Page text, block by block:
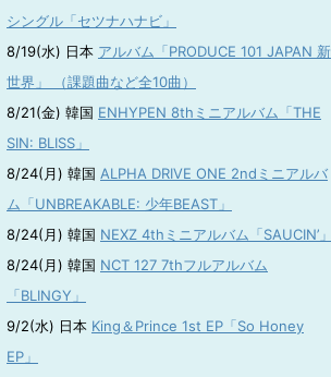
シングル「セツナハナビ」
8/19(水) 日本 アルバム「PRODUCE 101 JAPAN 新
世界」 （課題曲など全10曲）
8/21(金) 韓国 ENHYPEN 8thミニアルバム「THE
SIN: BLISS」
8/24(月) 韓国 ALPHA DRIVE ONE 2ndミニアルバ
ム「UNBREAKABLE: 少年BEAST」
8/24(月) 韓国 NEXZ 4thミニアルバム「SAUCIN’」
8/24(月) 韓国 NCT 127 7thフルアルバム
「BLINGY」
9/2(水) 日本 King＆Prince 1st EP「So Honey
EP」